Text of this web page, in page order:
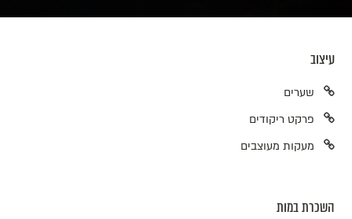
עיצוב
שערים
פרקט ריקודים
מעקות מעוצבים
השכרת במות